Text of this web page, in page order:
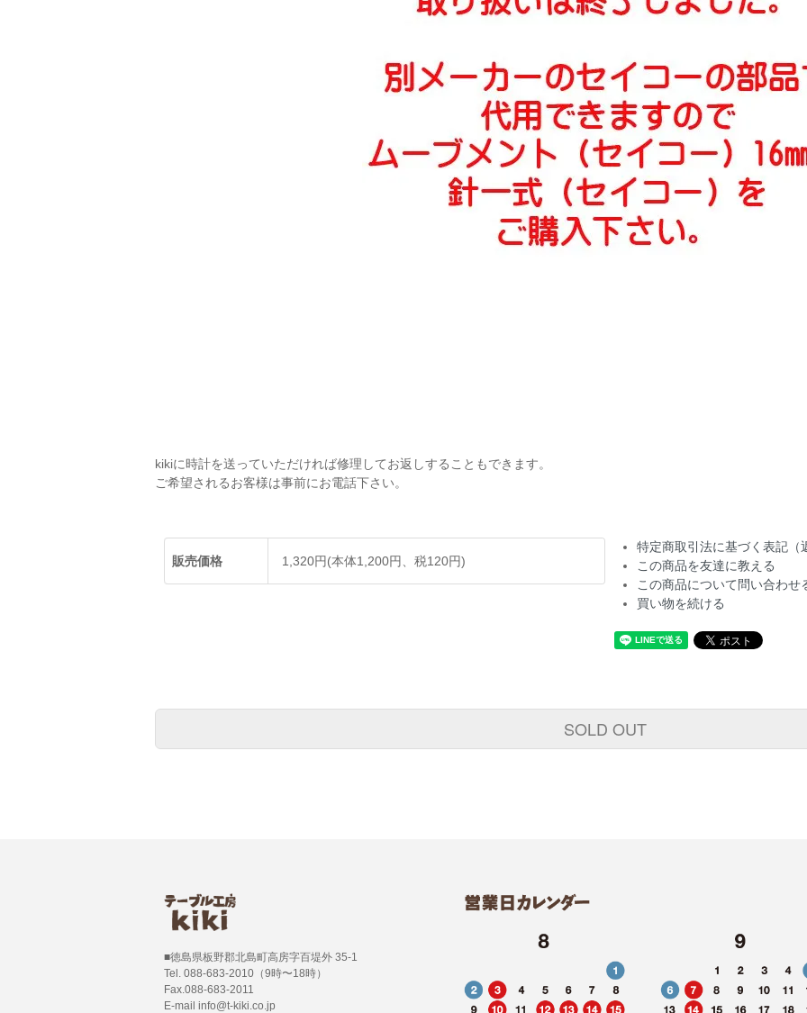
kikiに時計を送っていただければ修理してお返しすることもできます。
ご希望されるお客様は事前にお電話下さい。
販売価格 1,320円(本体1,200円、税120円)
特定商取引法に基づく表記（
この商品を友達に教える
この商品について問い合わせ
買い物を続ける
SOLD OUT
■徳島県板野郡北島町高房字百堤外 35-1
Tel. 088-683-2010（9時〜18時）
Fax.088-683-2011
E-mail info@t-kiki.co.jp